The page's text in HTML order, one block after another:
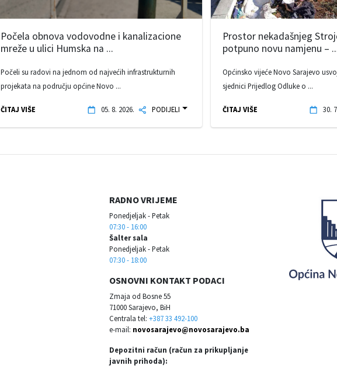
Počela obnova vodovodne i kanalizacione
mreže u ulici Humska na ...
Počeli su radovi na jednom od najvećih infrastrukturnih
projekata na području općine Novo ...
ČITAJ VIŠE 05. 8. 2026. PODIJELI
Prostor nekadašnjeg
potpuno novu namjenu –
Općinsko vijeće Novo Sarajevo
sjednici Prijedlog Odluke o ...
ČITAJ VIŠE 30.
RADNO VRIJEME
Ponedjeljak - Petak
07:30 - 16:00
Šalter sala
Ponedjeljak - Petak
07:30 - 18:00
OSNOVNI KONTAKT PODACI
Zmaja od Bosne 55
71000 Sarajevo, BiH
Centrala tel: +387 33 492-100
e-mail: novosarajevo@novosarajevo.ba
Depozitni račun (račun za prikupljanje
javnih prihoda):